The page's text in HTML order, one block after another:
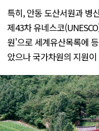
특히, 안동 도산서원과 병
제43차 유네스코
원'으로 세계유산목록에
았으나 국가차원의 지원